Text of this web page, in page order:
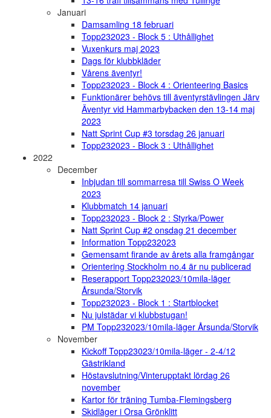
Januari
Damsamling 18 februari
Topp232023 - Block 5 : Uthållighet
Vuxenkurs maj 2023
Dags för klubbkläder
Vårens äventyr!
Topp232023 - Block 4 : Orienteering Basics
Funktionärer behövs till äventyrstävlingen Järv
Äventyr vid Hammarbybacken den 13-14 maj
2023
Natt Sprint Cup #3 torsdag 26 januari
Topp232023 - Block 3 : Uthållighet
2022
December
Inbjudan till sommarresa till Swiss O Week
2023
Klubbmatch 14 januari
Topp232023 - Block 2 : Styrka/Power
Natt Sprint Cup #2 onsdag 21 december
Information Topp232023
Gemensamt firande av årets alla framgångar
Orientering Stockholm no.4 är nu publicerad
Reserapport Topp232023/10mila-läger
Årsunda/Storvik
Topp232023 - Block 1 : Startblocket
Nu julstädar vi klubbstugan!
PM Topp232023/10mila-läger Årsunda/Storvik
November
Kickoff Topp23023/10mila-läger - 2-4/12
Gästrikland
Höstavslutning/Vinterupptakt lördag 26
november
Kartor för träning Tumba-Flemingsberg
Skidläger i Orsa Grönklitt